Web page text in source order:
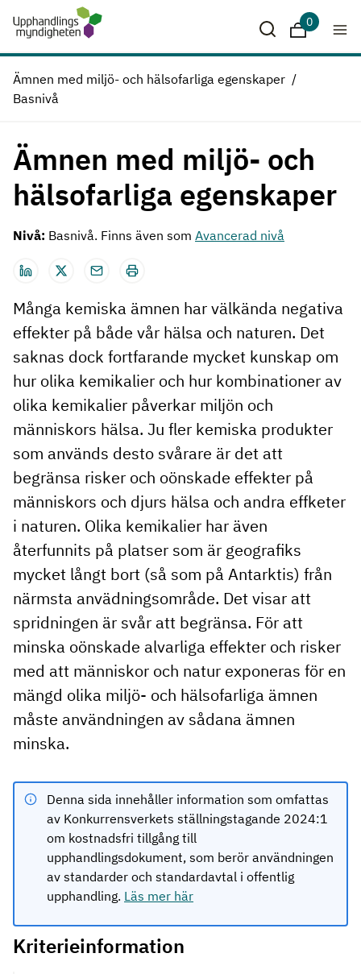
Hoppa till huvudinnehåll
Sparade
0
Ämnen med miljö- och hälsofarliga egenskaper
Basnivå
Ämnen med miljö- och
hälsofarliga egenskaper
Nivå: Basnivå. Finns även som Avancerad nivå
Många kemiska ämnen har välkända negativa
effekter på både vår hälsa och naturen. Det
saknas dock fortfarande mycket kunskap om
hur olika kemikalier och hur kombinationer av
olika kemikalier påverkar miljön och
människors hälsa. Ju fler kemiska produkter
som används desto svårare är det att
begränsa risker och oönskade effekter på
människors och djurs hälsa och andra effketer
i naturen. Olika kemikalier har även
återfunnits på platser som är geografiks
mycket långt bort (så som på Antarktis) från
närmsta anvädningsområde. Det visar att
spridningen är svår att begränsa. För att
minska oönskade alvarliga effekter och risker
med att människor och natur exponeras för en
mängd olika miljö- och hälsofarliga ämnen
måste användningen av sådana ämnen
minska.
Denna sida innehåller information som omfattas
av Konkurrensverkets ställningstagande 2024:1
om kostnadsfri tillgång till
upphandlingsdokument, som berör användningen
av standarder och standardavtal i offentlig
upphandling. Läs mer här
Kriterieinformation